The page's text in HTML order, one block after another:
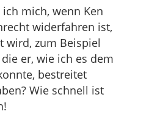
mich, wenn Ken
widerfahren ist,
wird, zum Beispiel
er, wie ich es dem
bestreitet
Wie schnell ist